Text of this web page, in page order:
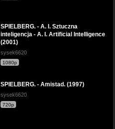
SPIELBERG. - A. I. Sztuczna
inteligencja - A. I. Artificial Intelligence
(2001)
sysek6620
1080p
SPIELBERG. - Amistad. (1997)
sysek6620
720p